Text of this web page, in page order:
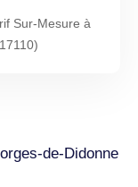
Sur-Mesure à
de-Didonne